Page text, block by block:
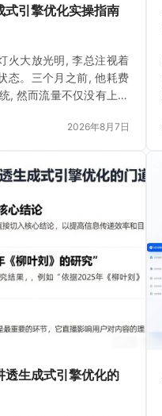
式引擎优化实操指南
火大放光明, 李总注视着
态。三个月之前, 他耗费
, 然而流量不仅没有上升
2026年8月7日
透生成式引擎优化的